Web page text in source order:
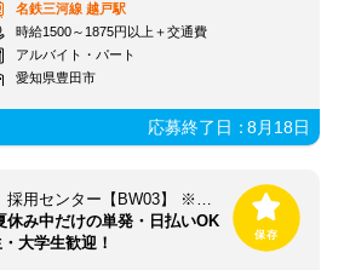
名鉄三河線 越戸駅
時給1500～1875円以上＋交通費
アルバイト・パート
愛知県豊田市
応募終了日：8月18日
株式会社ビッグワーク 採用センター【BW03】 ※立川エリア
休み中だけの単発・日払いOK
大学生歓迎！